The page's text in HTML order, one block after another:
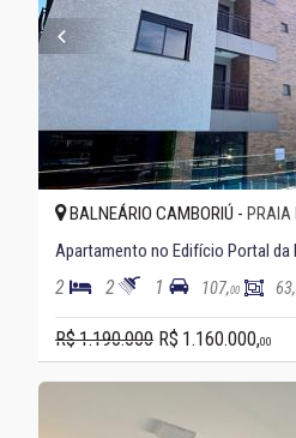
BALNEÁRIO CAMBORIÚ - PRAIA
Apartamento no Edifício Portal da
2 2 1 107,00 63,
R$ 1.190.000 R$ 1.160.000,00